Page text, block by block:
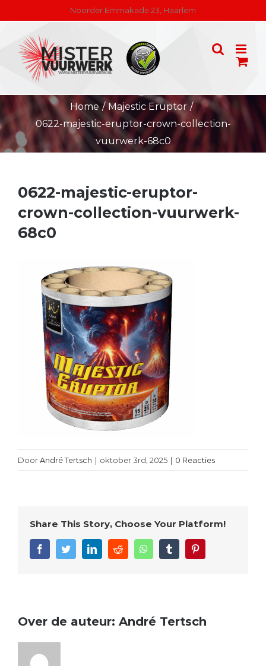
content
Noorder Emmakade 23, Haarlem
Home / Majestic Eruptor /
0622-majestic-eruptor-crown-collection-
vuurwerk-68c0
0622-majestic-eruptor-
crown-collection-vuurwerk-
68c0
DoorAndré Tertsch | oktober 3rd, 2025 | 0 Reacties
Share This Story, Choose Your Platform!
FacebookTwitterLinkedInReddit WhatsAppTumblr
Over de auteur: André Tertsch